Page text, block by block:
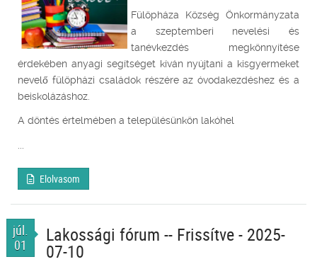
Fülöpháza Község Önkormányzata
a szeptemberi nevelési és
tanévkezdés megkönnyítése
érdekében anyagi segítséget kíván nyújtani a kisgyermeket
nevelő fülöpházi családok részére az óvodakezdéshez és a
beiskolázáshoz.
A döntés értelmében a településünkön lakóhel
Elolvasom
júl.
01
Lakossági fórum -- Frissítve - 2025-
07-10